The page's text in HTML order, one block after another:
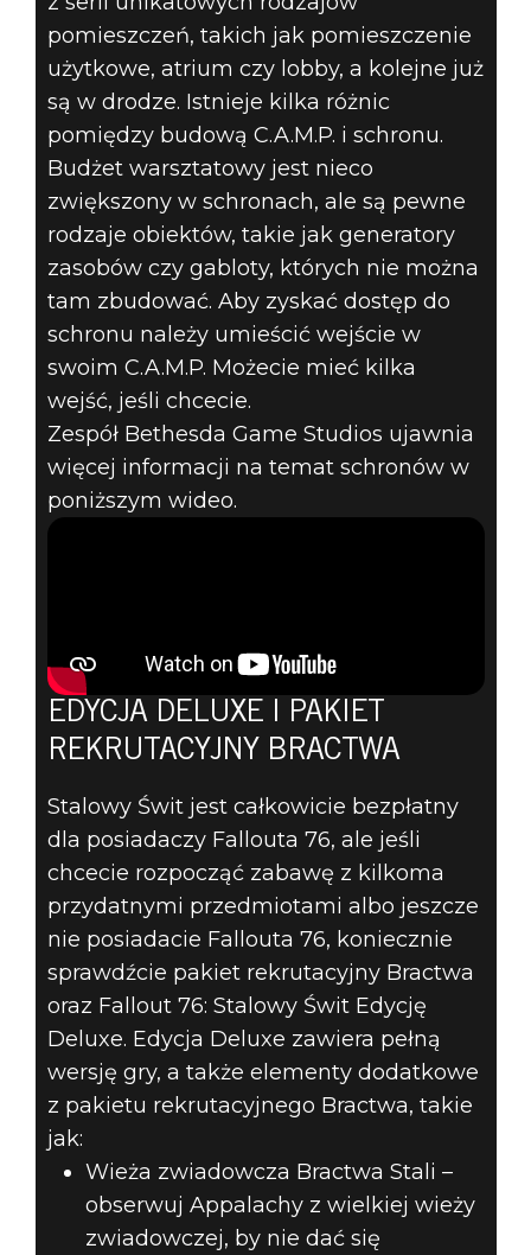
pomieszczeń, takich jak pomieszczenie
użytkowe, atrium czy lobby, a kolejne już
są w drodze. Istnieje kilka różnic
pomiędzy budową C.A.M.P. i schronu.
Budżet warsztatowy jest nieco
zwiększony w schronach, ale są pewne
rodzaje obiektów, takie jak generatory
zasobów czy gabloty, których nie można
tam zbudować. Aby zyskać dostęp do
schronu należy umieścić wejście w
swoim C.A.M.P. Możecie mieć kilka
wejść, jeśli chcecie.
Zespół Bethesda Game Studios ujawnia
więcej informacji na temat schronów w
poniższym wideo.
EDYCJA DELUXE I PAKIET
REKRUTACYJNY BRACTWA
Stalowy Świt jest całkowicie bezpłatny
dla posiadaczy Fallouta 76, ale jeśli
chcecie rozpocząć zabawę z kilkoma
przydatnymi przedmiotami albo jeszcze
nie posiadacie Fallouta 76, koniecznie
sprawdźcie pakiet rekrutacyjny Bractwa
oraz Fallout 76: Stalowy Świt Edycję
Deluxe. Edycja Deluxe zawiera pełną
wersję gry, a także elementy dodatkowe
z pakietu rekrutacyjnego Bractwa, takie
jak:
Wieża zwiadowcza Bractwa Stali –
obserwuj Appalachy z wielkiej wieży
zwiadowczej, by nie dać się